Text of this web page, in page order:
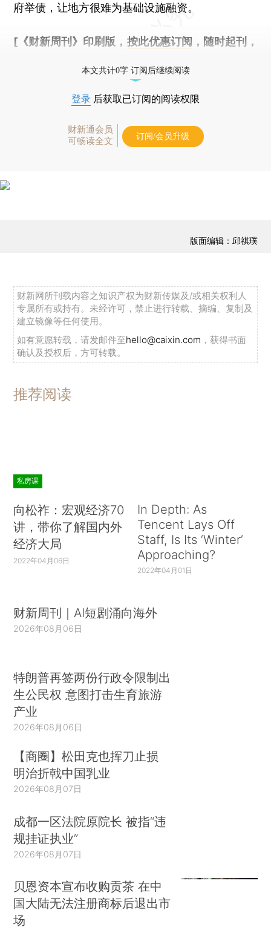
府举债，让地方很难为基础设施融资。
[《财新周刊》印刷版， 按此优惠订阅 ，随时起刊，
本文共计0字 订阅后继续阅读
登录 后获取已订阅的阅读权限
财新通会员
可畅读全文
订阅/会员升级
版面编辑：邱祺璞
财新网所刊载内容之知识产权为财新传媒及/或相关权利人
专属所有或持有。未经许可，禁止进行转载、摘编、复制及
建立镜像等任何使用。
如有意愿转载，请发邮件至hello@caixin.com ，获得书面
确认及授权后，方可转载。
推荐阅读
私房课
向松祚：宏观经济70
讲，带你了解国内外
经济大局
2022年04月06日
In Depth: As
Tencent Lays Off
Staff, Is Its ‘Winter’
Approaching?
2022年04月01日
财新周刊｜AI短剧涌向海外
2026年08月06日
特朗普再签两份行政令限制出
生公民权 意图打击生育旅游
产业
2026年08月06日
【商圈】松田克也挥刀止损
明治折戟中国乳业
2026年08月07日
成都一区法院原院长 被指“违
规挂证执业”
2026年08月07日
贝恩资本宣布收购贡茶 在中
国大陆无法注册商标后退出市
场